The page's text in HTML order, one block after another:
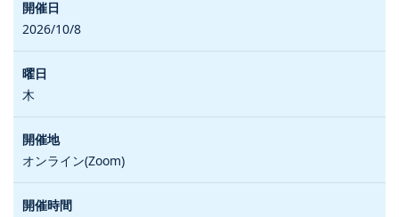
2026/10/8
木
オンライン(Zoom)